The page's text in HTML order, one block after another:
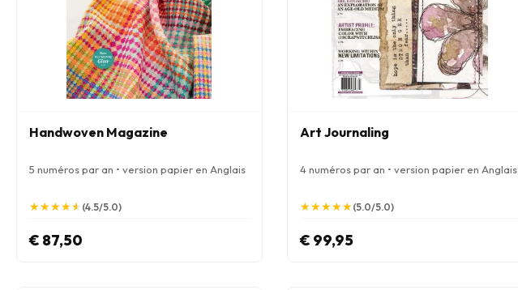
Handwoven Magazine
5 numéros par an • version papier en Anglais
★
★★
★★
★★
★★
★ (4.5/5.0)
€ 87,50
Art Journaling
4 numéros par an • version papier en Anglais
★
★★
★★
★★
★★
★(5.0/5.0)
€ 99,95